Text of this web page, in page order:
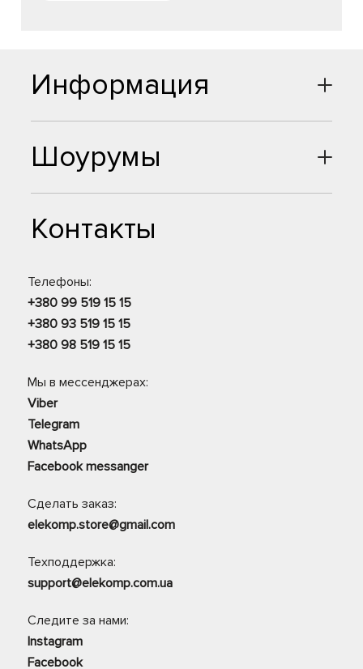
Шоурумы
Контакты
Телефоны:
+380 99 519 15 15
+380 93 519 15 15
+380 98 519 15 15
Мы в мессенджерах:
Viber
Telegram
WhatsApp
Facebook messanger
Сделать заказ:
elekomp.store@gmail.com
Техподдержка:
support@elekomp.com.ua
Следите за нами:
Instagram
Facebook
Информация